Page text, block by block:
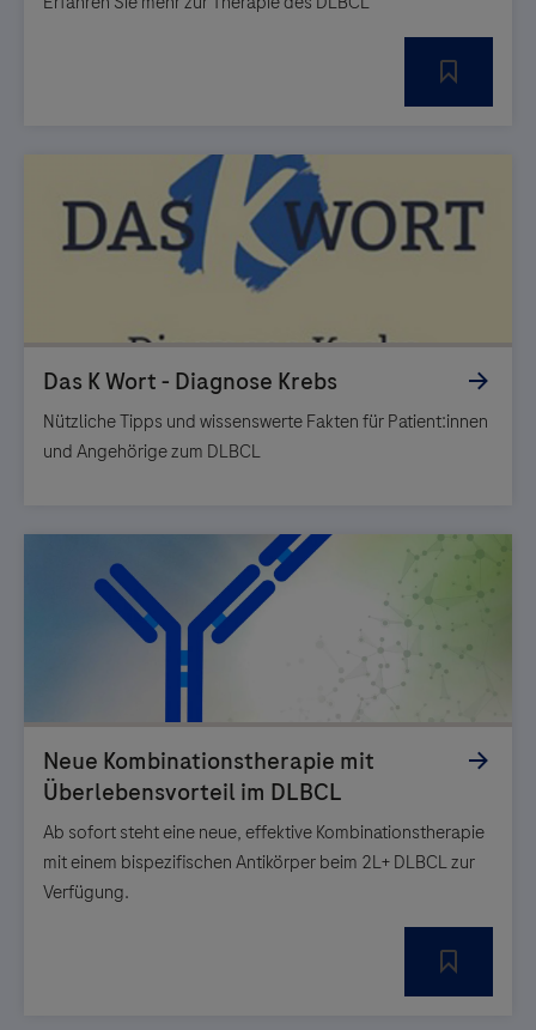
Nützliche Tipps und wissenswerte Fakten für Patient:innen
und Angehörige zum DLBCL
Ab sofort steht eine neue, effektive Kombinationstherapie
mit einem bispezifischen Antikörper beim 2L+ DLBCL zur
Verfügung.